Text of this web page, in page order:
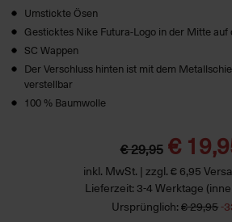
Umstickte Ösen
Gesticktes Nike Futura-Logo in der Mitte auf
SC Wappen
Der Verschluss hinten ist mit dem
verstellbar
100 % Baumwolle
€ 29,95 €
inkl. MwSt. | zzgl. € 6,95
Lieferzeit: 3-4 Werktage
Ursprünglich: € 29,95-